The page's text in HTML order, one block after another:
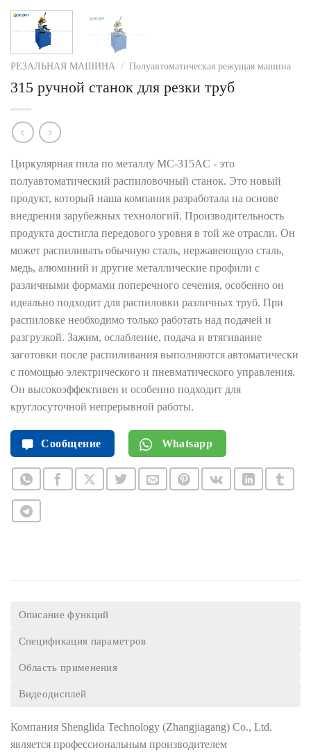
РЕЗАЛЬНАЯ МАШИНА / Полуавтоматическая режущая машина
315 ручной станок для резки труб
Циркулярная пила по металлу MC-315AC - это
полуавтоматический распиловочный станок. Это новый
продукт, который наша компания разработала на основе
внедрения зарубежных технологий. Производительность
продукта достигла передового уровня в той же отрасли. Он
может распиливать обычную сталь, нержавеющую сталь,
медь, алюминий и другие металлические профили с
различными формами поперечного сечения, особенно он
идеально подходит для распиловки различных труб. При
распиловке необходимо только работать над подачей и
разгрузкой. Зажим, ослабление, подача и втягивание
заготовки после распиливания выполняются автоматически
с помощью электрического и пневматического управления.
Он высокоэффективен и особенно подходит для
круглосуточной непрерывной работы.
Сообщение Whatsapp
Описание функций
Спецификация параметров
Область применения
Видеодисплей
Компания Shenglida Technology (Zhangjiagang) Co., Ltd.
является профессиональным производителем